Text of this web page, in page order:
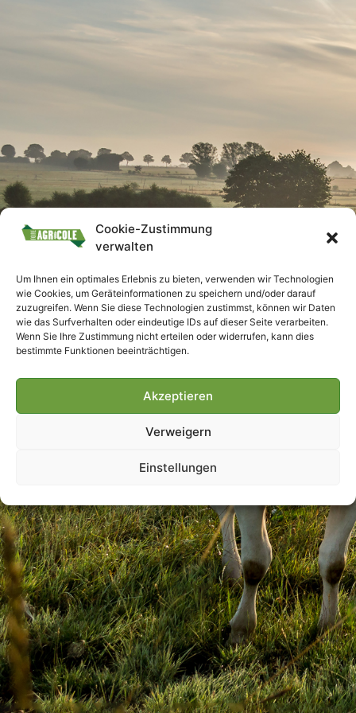
Cookie-Zustimmung
verwalten
Um Ihnen ein optimales Erlebnis zu bieten, verwenden wir Technologien
wie Cookies, um Geräteinformationen zu speichern und/oder darauf
zuzugreifen. Wenn Sie diese Technologien zustimmst, können wir Daten
wie das Surfverhalten oder eindeutige IDs auf dieser Seite verarbeiten.
Wenn Sie Ihre Zustimmung nicht erteilen oder widerrufen, kann dies
bestimmte Funktionen beeinträchtigen.
Akzeptieren
Verweigern
Einstellungen
Villmools Merci! Bis nächst
Joer!